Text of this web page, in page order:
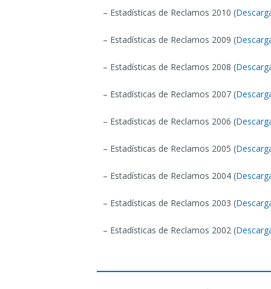
– Estadísticas de Reclamos 2010 (
– Estadísticas de Reclamos 2009 (
– Estadísticas de Reclamos 2008 (
– Estadísticas de Reclamos 2007 (
– Estadísticas de Reclamos 2006 (
– Estadísticas de Reclamos 2005 (
– Estadísticas de Reclamos 2004 (
– Estadísticas de Reclamos 2003 (
– Estadísticas de Reclamos 2002 (